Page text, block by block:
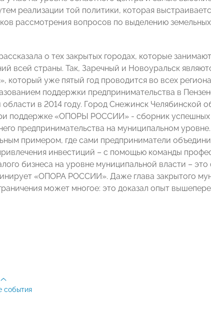
реализации той политики, которая
рассмотрения вопросов по выделению
о тех закрытых городах, которые
всей страны. Так, Заречный и Новоуральск
который уже пятый год проводится во всех
поддержки предпринимательства в
в 2014 году. Город Снежинск Челябинской
поддержке «ОПОРЫ РОССИИ» - сборник успешных
предпринимательства на муниципальном
примером, где сами предприниматели
инвестиций – с помощью команды
бизнеса на уровне муниципальной власти – это
«ОПОРА РОССИИ». Даже глава закрытого
может многое: это доказал опыт
события